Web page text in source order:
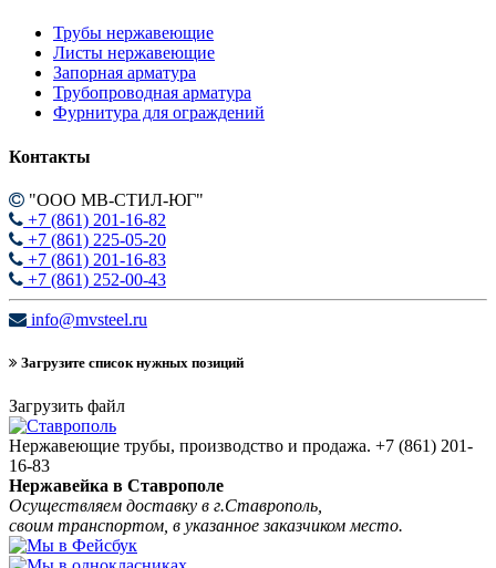
Трубы нержавеющие
Листы нержавеющие
Запорная арматура
Трубопроводная арматура
Фурнитура для ограждений
Контакты
"ООО МВ-СТИЛ-ЮГ"
+7 (861) 201-16-82
+7 (861) 225-05-20
+7 (861) 201-16-83
+7 (861) 252-00-43
info@mvsteel.ru
Загрузите список нужных позиций
Загрузить файл
Нержавеющие трубы, производство и продажа. +7 (861) 201-
16-83
Нержавейка в Ставрополе
Осуществляем доставку в г.Ставрополь,
своим транспортом, в указанное заказчиком место.